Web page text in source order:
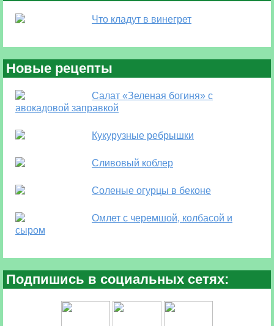
Что кладут в винегрет
Новые рецепты
Салат «Зеленая богиня» с
авокадовой заправкой
Кукурузные ребрышки
Сливовый коблер
Соленые огурцы в беконе
Омлет с черемшой, колбасой и
сыром
Подпишись в социальных сетях: